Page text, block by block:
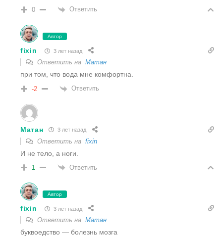
0 Ответить
Автор
fixin 3 лет назад
Ответить на Матан
при том, что вода мне комфортна.
-2 Ответить
Матан 3 лет назад
Ответить на fixin
И не тело, а ноги.
1 Ответить
Автор
fixin 3 лет назад
Ответить на Матан
буквоедство — болезнь мозга